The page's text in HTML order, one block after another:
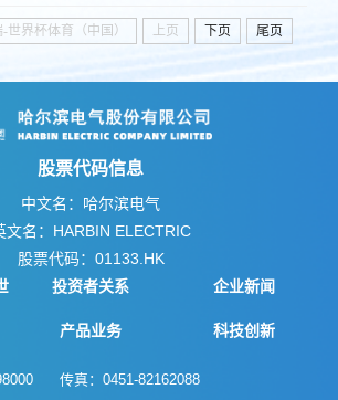
世界杯体育（中国） 上页 下页 尾页
股票代码信息
中文名：哈尔滨电气
文名：HARBIN ELECTRIC
股票代码：01133.HK
投资者关系 企业新闻
产品业务 科技创新
传真：0451-82162088